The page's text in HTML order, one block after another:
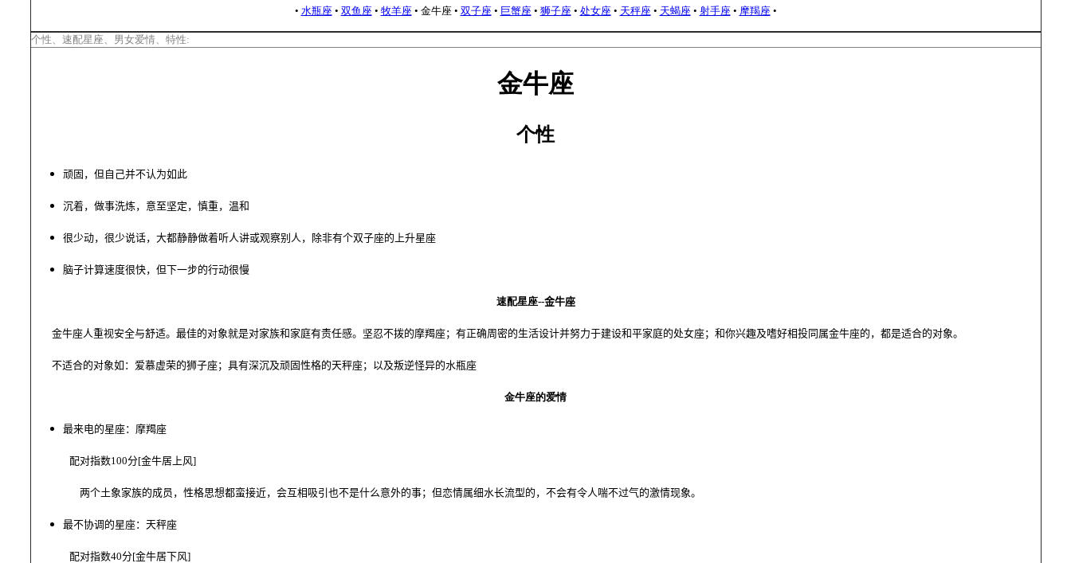
• 水瓶座• 双鱼座• 牧羊座• 金牛座• 双子座• 巨蟹座• 狮子座• 处女座• 天秤座• 天蝎座• 射手座• 摩羯座•
个性、速配星座、男女爱情、特性:
金牛座
个性
顽固，但自己并不认为如此
沉着，做事洗炼，意至坚定，慎重，温和
很少动，很少说话，大都静静做着听人讲或观察别人，除非有个双子座的上升星座
脑子计算速度很快，但下一步的行动很慢
速配星座--金牛座
金牛座人重视安全与舒适。最佳的对象就是对家族和家庭有责任感。坚忍不拨的摩羯座；有正确周密的生活设计并努力于建设和平家庭的处女座；和你兴趣及嗜好相投同属金牛座的，都是适合的对象。
不适合的对象如：爱慕虚荣的狮子座；具有深沉及顽固性格的天秤座；以及叛逆怪异的水瓶座
金牛座的爱情
最来电的星座：摩羯座
配对指数100分[金牛居上风]
两个土象家族的成员，性格思想都蛮接近，会互相吸引也不是什么意外的事；但恋情属细水长流型的，不会有令人喘不过气的激情现象。
最不协调的星座：天秤座
配对指数40分[金牛居下风]